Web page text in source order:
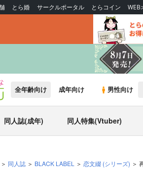
とら婚 サークルポータル とらコイン WEB
全年齢向け 成年向け 男性向け
同人誌(成年) 同人特集(Vtuber)
同人誌 BLACK LABEL 恋文綴 (シリーズ)